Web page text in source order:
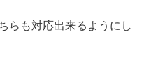
らも対応出来るようにし